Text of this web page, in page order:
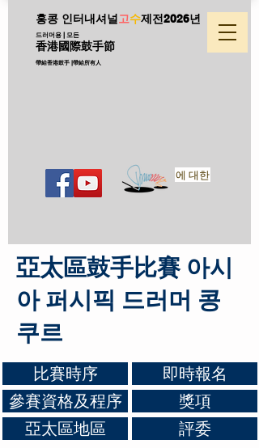
홍콩 인터내셔널 고수제전2026년
드러머용 | 모든
香港國際鼓手節
帶給香港鼓手 |帶給所有人
에 대한
亞太區鼓手比賽 아시
아 퍼시픽 드러머 콩
쿠르
比賽時序
參賽資格及程序
亞太區地區
即時報名
獎項
評委